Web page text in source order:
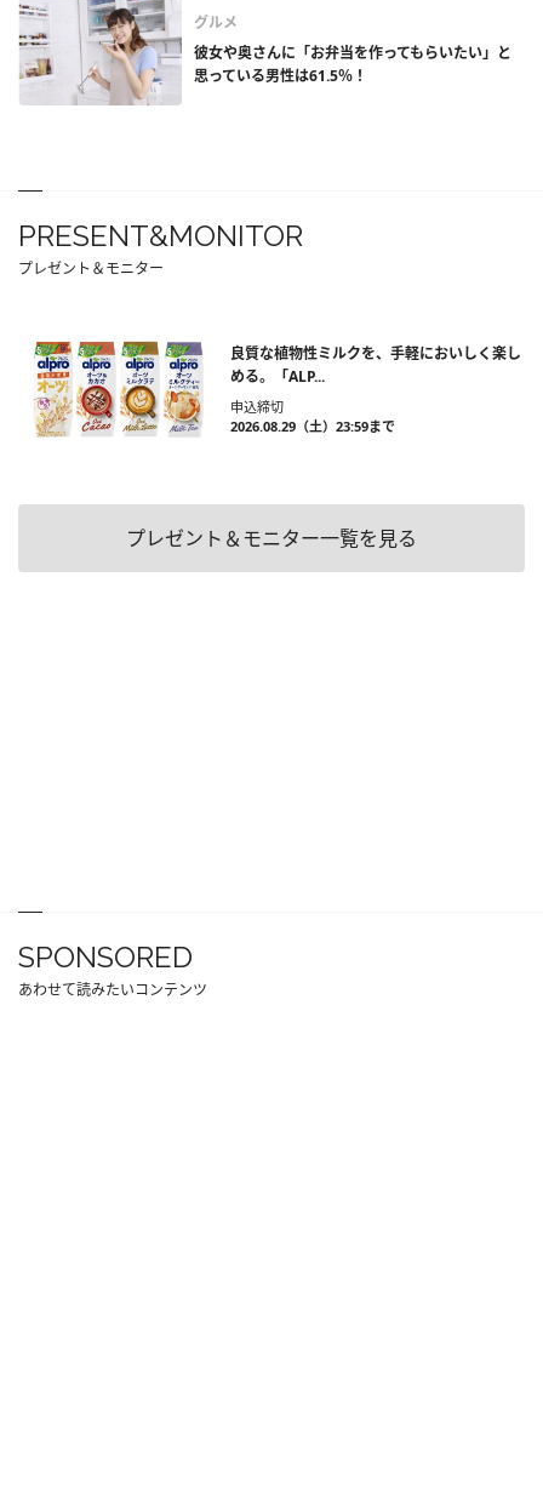
グルメ
彼女や奥さんに「お弁当を作ってもらいたい」と
思っている男性は61.5％！
PRESENT&MONITOR
プレゼント＆モニター
良質な植物性ミルクを、手軽においしく楽し
める。「ALP...
申込締切
2026.08.29（土）23:59まで
プレゼント＆モニター一覧を見る
SPONSORED
あわせて読みたいコンテンツ